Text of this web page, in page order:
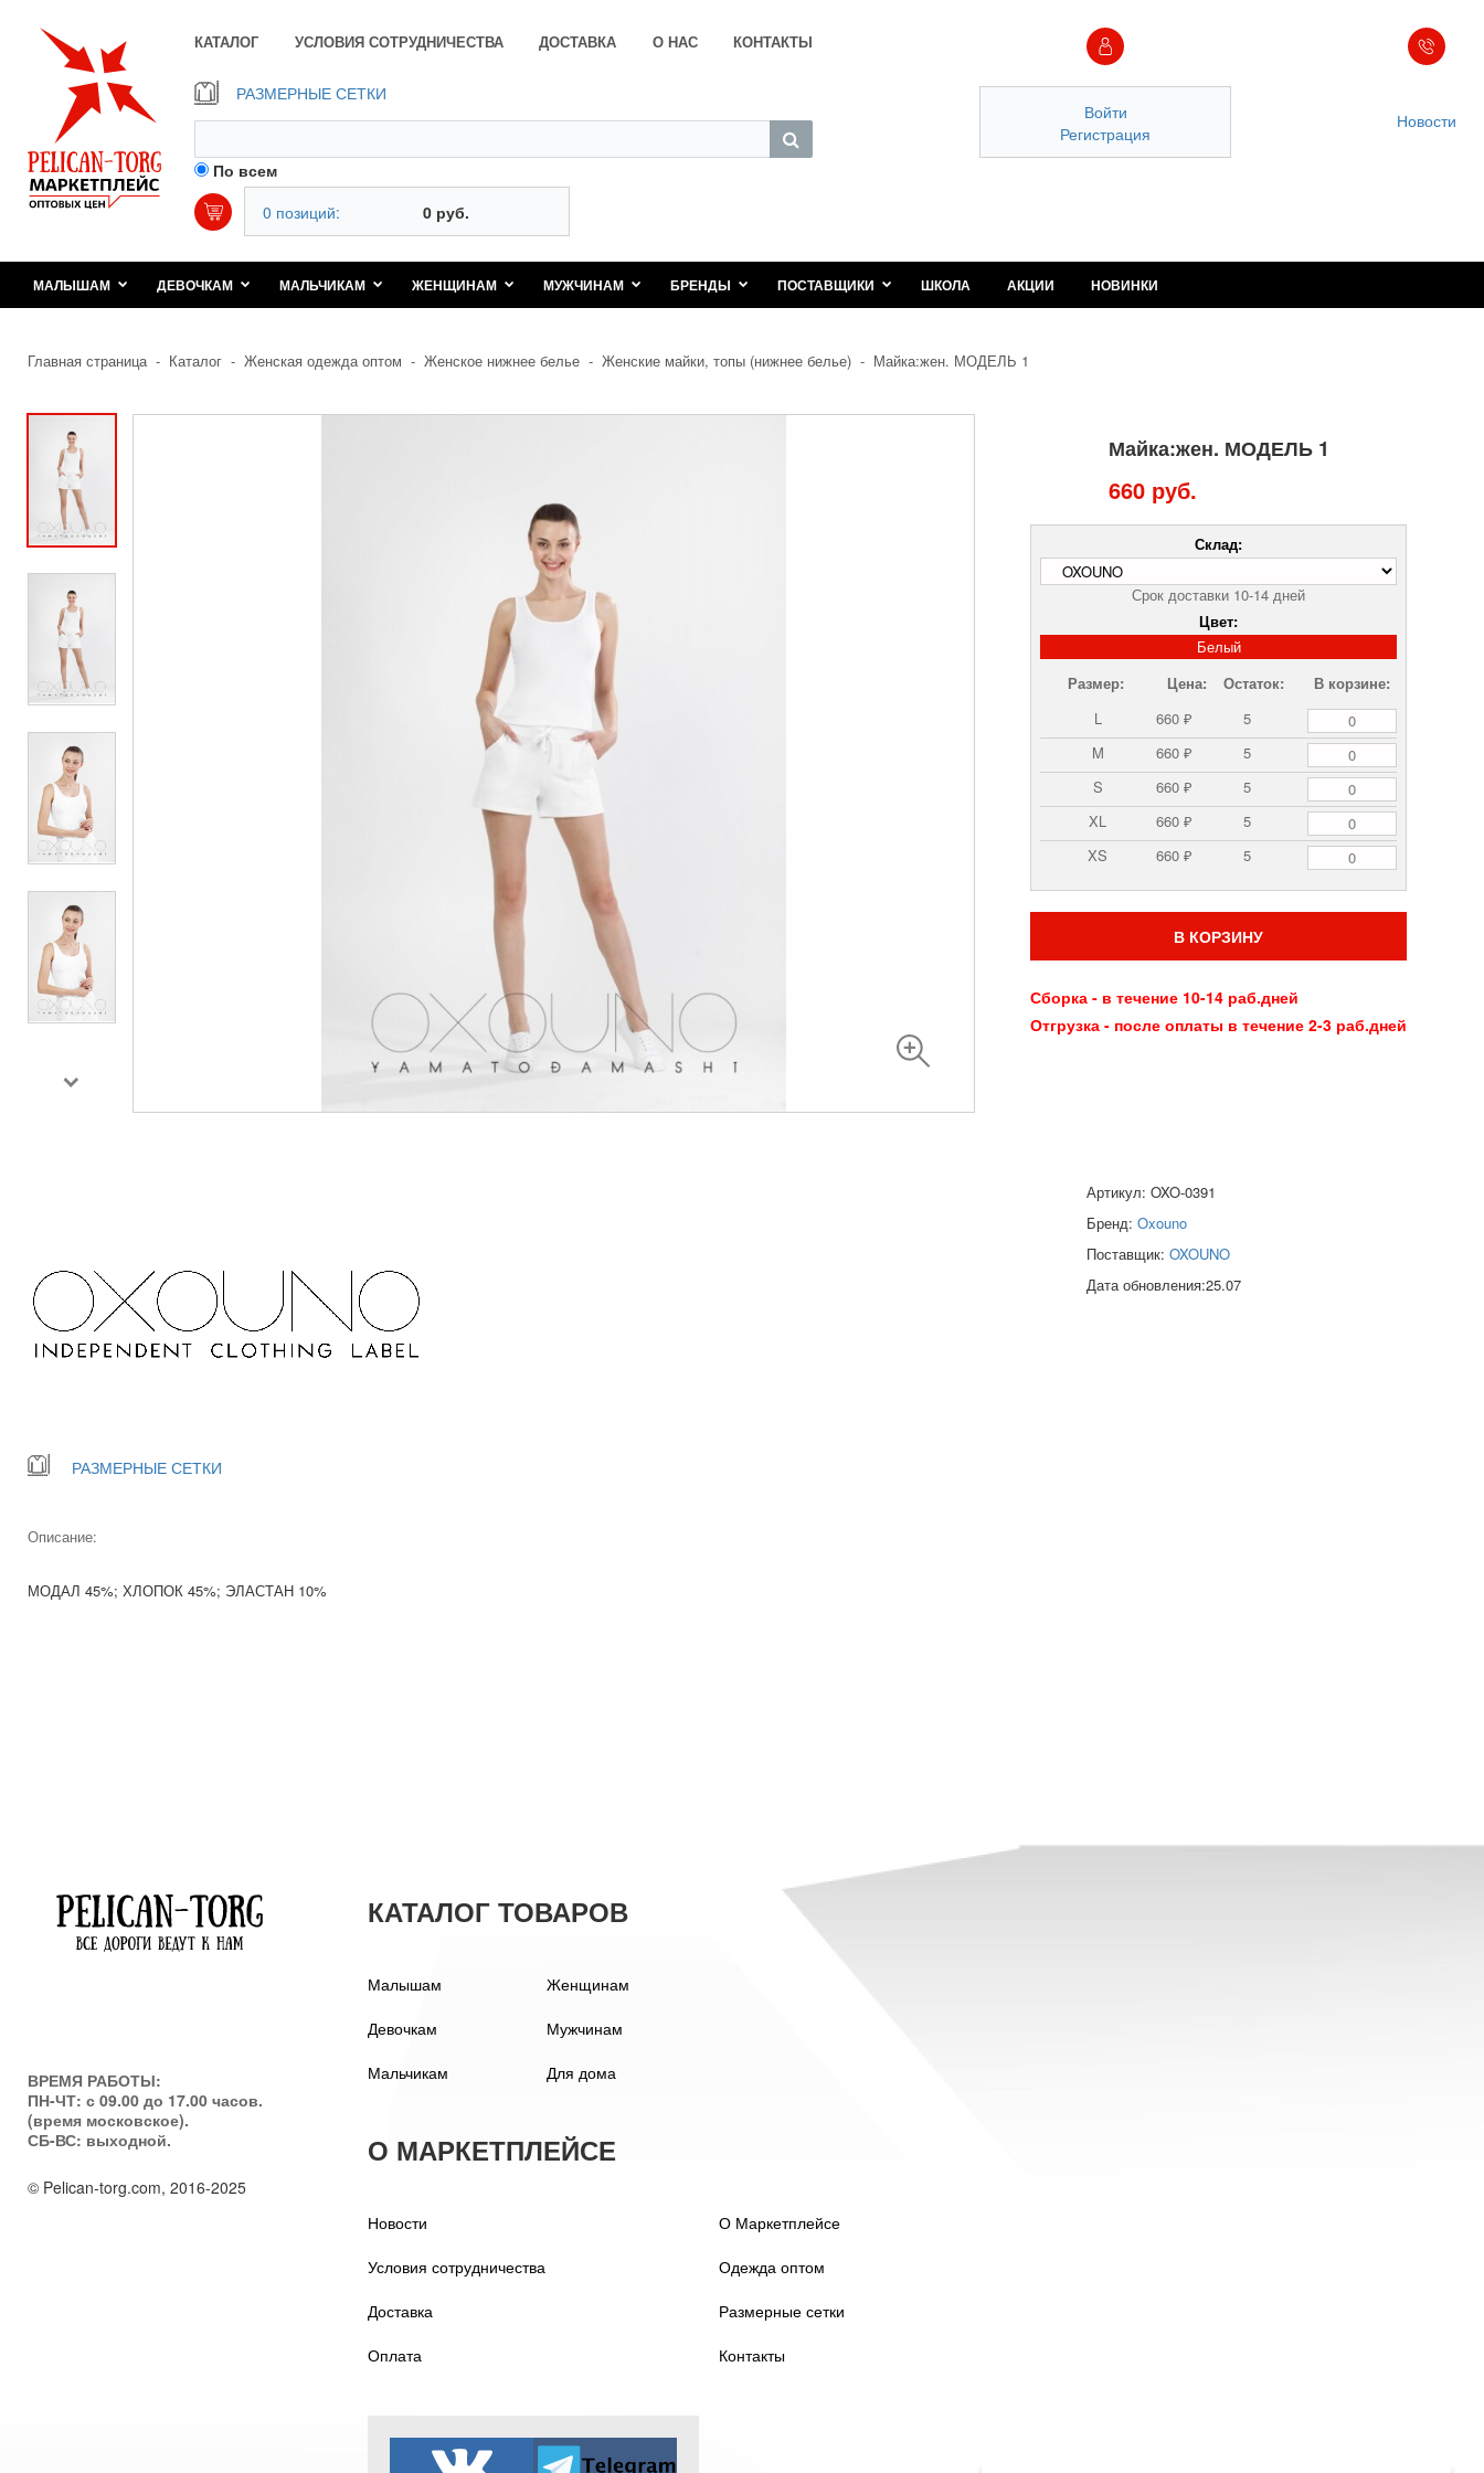
КАТАЛОГ УСЛОВИЯ СОТРУДНИЧЕСТВА ДОСТАВКА О НАС КОНТАКТЫ
РАЗМЕРНЫЕ СЕТКИ
По всем
Войти
Регистрация
0 позиций: 0 руб.
Новости
МАЛЫШАМ ДЕВОЧКАМ МАЛЬЧИКАМ ЖЕНЩИНАМ МУЖЧИНАМ БРЕНДЫ ПОСТАВЩИКИ ШКОЛА АКЦИИ НОВИНКИ
Главная страница - Каталог - Женская одежда оптом - Женское нижнее белье - Женские майки, топы (нижнее белье) - Майка:жен. МОДЕЛЬ 1
Майка:жен. МОДЕЛЬ 1
660 руб.
Склад:
Срок доставки 10-14 дней
Цвет:
Белый
Размер:
Цена: Остаток:
В корзине:
L
660 ₽
5
M
660 ₽
5
S
660 ₽
5
XL
660 ₽
5
XS
660 ₽ 5
В КОРЗИНУ
Сборка - в течение 10-14 раб.дней
Отгрузка - после оплаты в течение 2-3 раб.дней
РАЗМЕРНЫЕ СЕТКИ
Артикул: OXO-0391
Бренд: Oxouno
Поставщик: OXOUNO
Дата обновления:25.07
Описание:
МОДАЛ 45%; ХЛОПОК 45%; ЭЛАСТАН 10%
ВРЕМЯ РАБОТЫ:
ПН-ЧТ: с 09.00 до 17.00 часов.
(время московское).
СБ-ВС: выходной.
© Pelican-torg.com, 2016-2025
КАТАЛОГ ТОВАРОВ
Малышам
Девочкам
Мальчикам
Женщинам
Мужчинам
Для дома
О МАРКЕТПЛЕЙСЕ
Новости
Условия сотрудничества
Доставка
Оплата
О Маркетплейсе
Одежда оптом
Размерные сетки
Контакты